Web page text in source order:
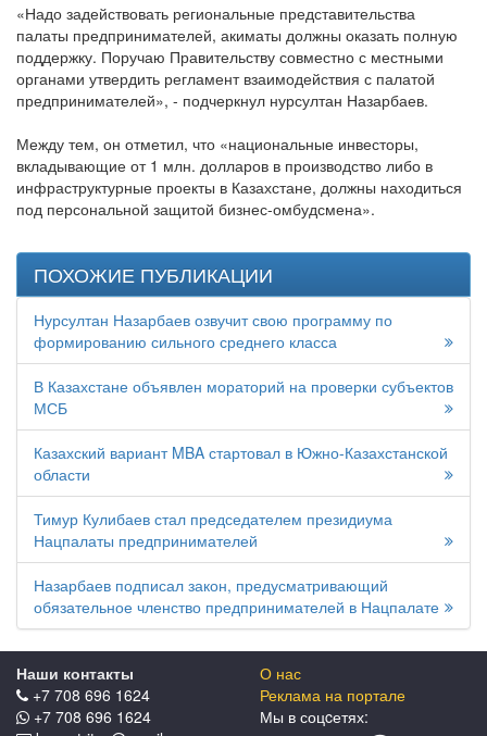
«Надо задействовать региональные представительства
палаты предпринимателей, акиматы должны оказать полную
поддержку. Поручаю Правительству совместно с местными
органами утвердить регламент взаимодействия с палатой
предпринимателей», - подчеркнул нурсултан Назарбаев.
Между тем, он отметил, что «национальные инвесторы,
вкладывающие от 1 млн. долларов в производство либо в
инфраструктурные проекты в Казахстане, должны находиться
под персональной защитой бизнес-омбудсмена».
ПОХОЖИЕ ПУБЛИКАЦИИ
Нурсултан Назарбаев озвучит свою программу по
формированию сильного среднего класса
В Казахстане объявлен мораторий на проверки субъектов
МСБ
Казахский вариант MBA стартовал в Южно-Казахстанской
области
Тимур Кулибаев стал председателем президиума
Нацпалаты предпринимателей
Назарбаев подписал закон, предусматривающий
обязательное членство предпринимателей в Нацпалате
Наши контакты
+7 708 696 1624
+7 708 696 1624
О нас
Реклама на портале
Мы в соцcетях: